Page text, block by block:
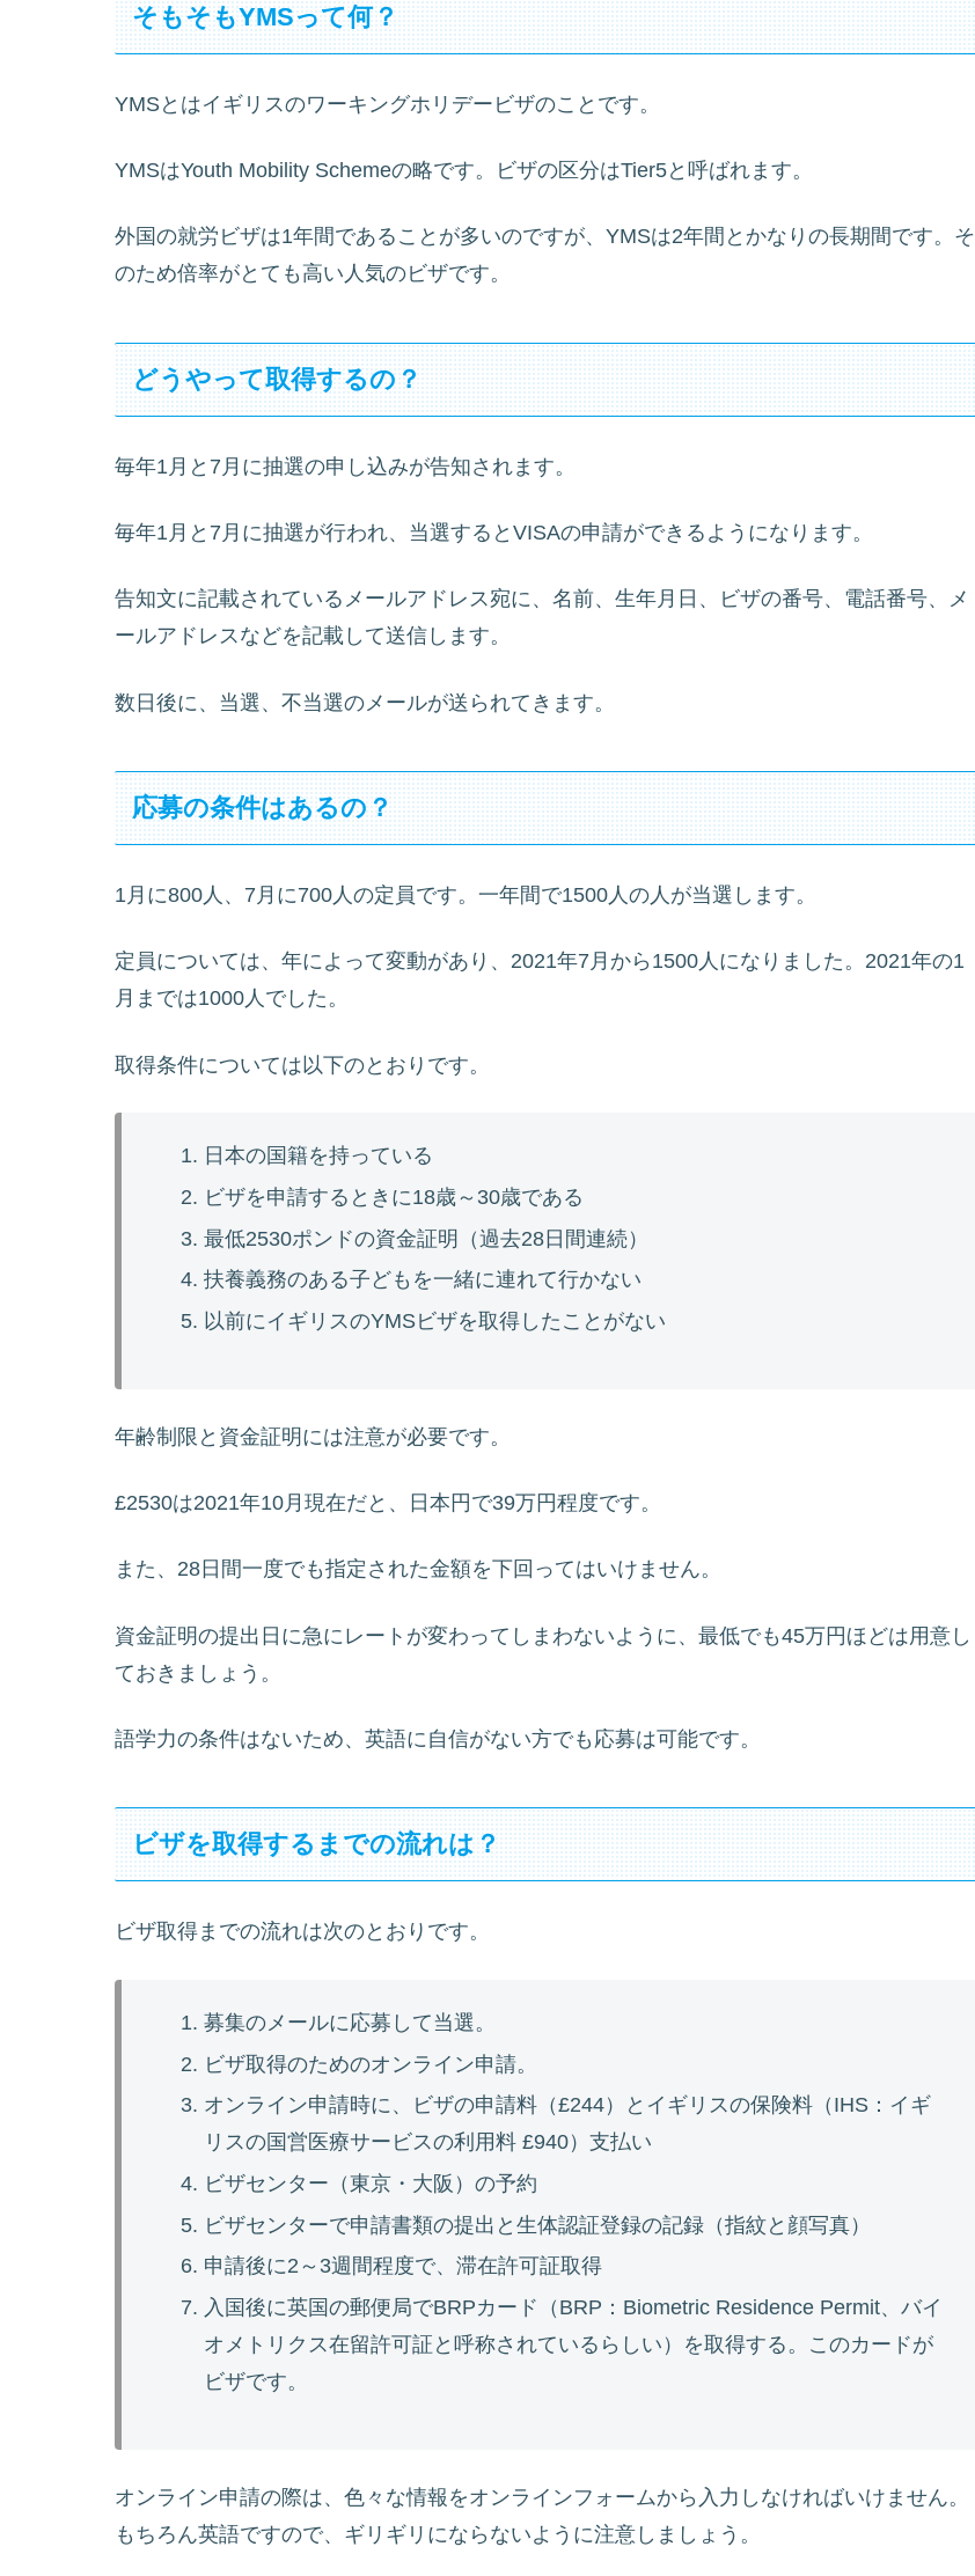
そもそもYMSって何？
YMSとはイギリスのワーキングホリデービザのことです。
YMSはYouth Mobility Schemeの略です。ビザの区分はTier5と呼ばれます。
外国の就労ビザは1年間であることが多いのですが、YMSは2年間とかなりの長期間です。そ
のため倍率がとても高い人気のビザです。
どうやって取得するの？
毎年1月と7月に抽選の申し込みが告知されます。
毎年1月と7月に抽選が行われ、当選するとVISAの申請ができるようになります。
告知文に記載されているメールアドレス宛に、名前、生年月日、ビザの番号、電話番号、メ
ールアドレスなどを記載して送信します。
数日後に、当選、不当選のメールが送られてきます。
応募の条件はあるの？
1月に800人、7月に700人の定員です。一年間で1500人の人が当選します。
定員については、年によって変動があり、2021年7月から1500人になりました。2021年の1
月までは1000人でした。
取得条件については以下のとおりです。
日本の国籍を持っている
ビザを申請するときに18歳～30歳である
最低2530ポンドの資金証明（過去28日間連続）
扶養義務のある子どもを一緒に連れて行かない
以前にイギリスのYMSビザを取得したことがない
年齢制限と資金証明には注意が必要です。
£2530は2021年10月現在だと、日本円で39万円程度です。
また、28日間一度でも指定された金額を下回ってはいけません。
資金証明の提出日に急にレートが変わってしまわないように、最低でも45万円ほどは用意し
ておきましょう。
語学力の条件はないため、英語に自信がない方でも応募は可能です。
ビザを取得するまでの流れは？
ビザ取得までの流れは次のとおりです。
募集のメールに応募して当選。
ビザ取得のためのオンライン申請。
オンライン申請時に、ビザの申請料（£244）とイギリスの保険料（IHS：イギ
リスの国営医療サービスの利用料 £940）支払い
ビザセンター（東京・大阪）の予約
ビザセンターで申請書類の提出と生体認証登録の記録（指紋と顔写真）
申請後に2～3週間程度で、滞在許可証取得
入国後に英国の郵便局でBRPカード（BRP：Biometric Residence Permit、バイ
オメトリクス在留許可証と呼称されているらしい）を取得する。このカードが
ビザです。
オンライン申請の際は、色々な情報をオンラインフォームから入力しなければいけません。
もちろん英語ですので、ギリギリにならないように注意しましょう。